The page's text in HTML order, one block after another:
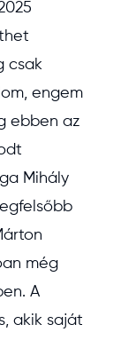
csak
engem
ebben az
Mihály
még
A
akik saját